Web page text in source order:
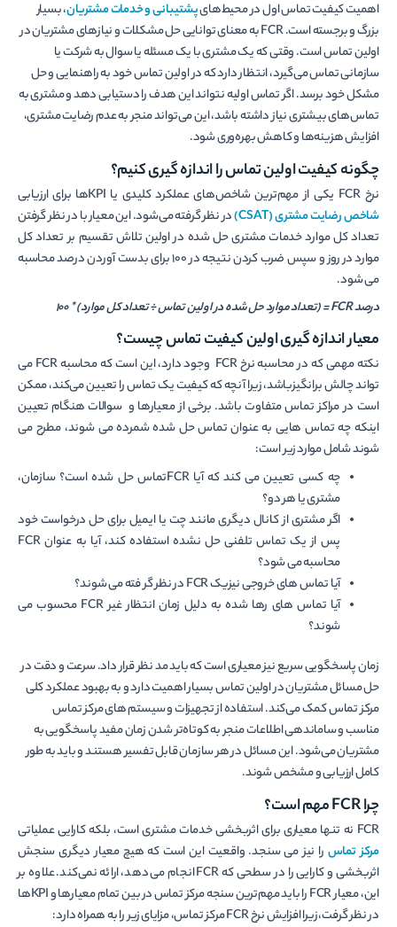
اهمیت کیفیت تماس اول در محیط‌هایپشتیبانی و خدمات مشتریان، بسیار
بزرگ و برجسته است. FCR به معنای توانایی حل مشکلات و نیازهای مشتریان در
اولین تماس است. وقتی که یک مشتری با یک مسئله یا سوال به شرکت یا
سازمانی تماس می‌گیرد، انتظار دارد که در اولین تماس خود به راهنمایی و حل
مشکل خود برسد. اگر تماس اولیه نتواند این هدف را دستیابی دهد و مشتری به
تماس‌های بیشتری نیاز داشته باشد، این می‌تواند منجر به عدم رضایت مشتری،
افزایش هزینه‌ها و کاهش بهره‌وری شود.
چگونه کیفیت اولین تماس را اندازه گیری کنیم؟
نرخ FCR یکی از مهم‌ترین شاخص‌های عملکرد کلیدی یا KPIها برای ارزیابی
شاخص رضایت مشتری (CSAT)
در نظر گرفته می‌شود. این معیار با در نظر گرفتن
تعداد کل موارد خدمات مشتری حل شده در اولین تلاش تقسیم بر تعداد کل
موارد در روز و سپس ضرب کردن نتیجه در 100 برای بدست آوردن درصد محاسبه
می شود.
درصدFCR= (تعداد موارد حل شده در اولین تماس ÷ تعداد کل موارد) * 100
معیار اندازه گیری اولین کیفیت تماس چیست؟
نکته مهمی که در محاسبه نرخ FCR وجود دارد، این است که محاسبه FCR می
تواند چالش برانگیزباشد، زیرا آنچه که کیفیت یک تماس را تعیین می‌کند، ممکن
است در مراکز تماس متفاوت باشد. برخی از معیارها و سوالات هنگام تعیین
اینکه چه تماس هایی به عنوان تماس حل شده شمرده می شوند، مطرح می
شوند شامل موارد زیر است:
چه کسی تعیین می کند که آیا FCRتماس حل شده است؟ سازمان،
مشتری یا هر دو؟
اگر مشتری از کانال دیگری مانند چت یا ایمیل برای حل درخواست خود
پس از یک تماس تلفنی حل نشده استفاده کند، آیا به عنوان FCR
محاسبه می شود؟
آیا تماس های خروجی نیزیک FCR در نظر گر فته می شوند؟
آیا تماس های رها شده به دلیل زمان انتظار غیر FCR محسوب می
شوند؟
زمان پاسخگویی سریع نیز معیاری است که باید مد نظر قرار داد. سرعت و دقت در
حل مسائل مشتریان در اولین تماس بسیار اهمیت دارد و به بهبود عملکرد کلی
مرکز تماس کمک می‌­کند. استفاده از تجهیزات و سیستم­ های مرکز تماس
مناسب و ساماندهی اطلاعات منجر به کوتاه‌تر شدن زمان مفید پاسخگویی به
مشتریان می­‌شود. این مسائل در هر سازمان قابل تفسیر هستند و باید به طور
کامل ارزیابی و مشخص شوند.
چراFCRمهم است؟
FCR نه تنها معیاری برای اثربخشی خدمات مشتری است، بلکه کارایی عملیاتی
مرکز تماس را نیز می سنجد. واقعیت این است که هیچ معیار دیگری سنجش
اثربخشی و کارایی را در سطحی که FCR انجام می دهد، ارائه نمی‌کند. علاوه بر
این، معیار FCR را باید مهم‌ترین سنجه مرکز تماس در بین تمام معیارها و KPIها
در نظر گرفت، زیرا افزایش نرخ FCR مرکز تماس، مزایای زیر را به همراه دارد: